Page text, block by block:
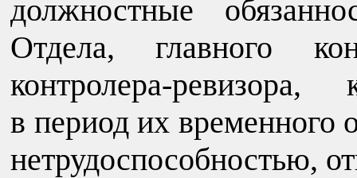
должностные
Отдела, главного
контролера-ревизора,
в период их временного
нетрудоспособностью,